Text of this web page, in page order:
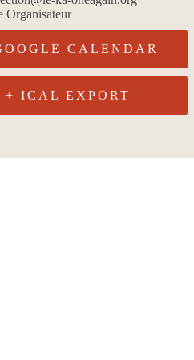
Organisateur
CALENDAR
+ ICAL EXPORT